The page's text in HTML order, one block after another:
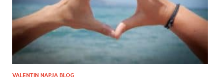
VALENTIN NAPJA BLOG